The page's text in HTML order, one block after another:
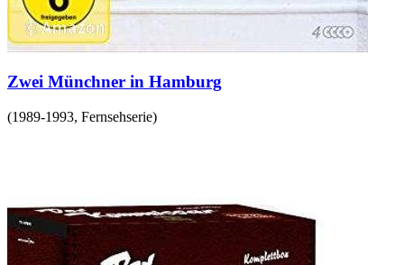
Zwei Münchner in Hamburg
(1989-1993, Fernsehserie)